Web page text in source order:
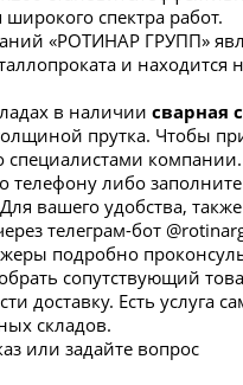
спектра работ.
«РОТИНАР ГРУПП»
и находится
в наличии сварная
прутка. Чтобы
специалистами компании.
телефону либо
вашего удобства, также
телеграм-бот
подробно
сопутствующий
доставку. Есть услуга
складов.
или задайте вопрос